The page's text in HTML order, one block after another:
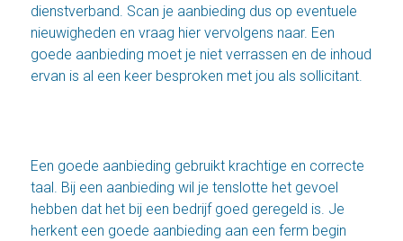
dienstverband. Scan je aanbieding dus op eventuele
nieuwigheden en vraag hier vervolgens naar. Een
goede aanbieding moet je niet verrassen en de inhoud
ervan is al een keer besproken met jou als sollicitant.
Een goede aanbieding gebruikt krachtige en correcte
taal. Bij een aanbieding wil je tenslotte het gevoel
hebben dat het bij een bedrijf goed geregeld is. Je
herkent een goede aanbieding aan een ferm begin